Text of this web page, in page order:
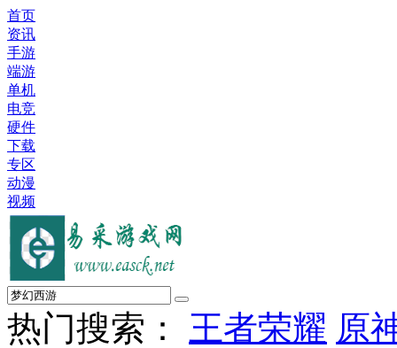
首页
资讯
手游
端游
单机
电竞
硬件
下载
专区
动漫
视频
热门搜索： 王者荣耀 原